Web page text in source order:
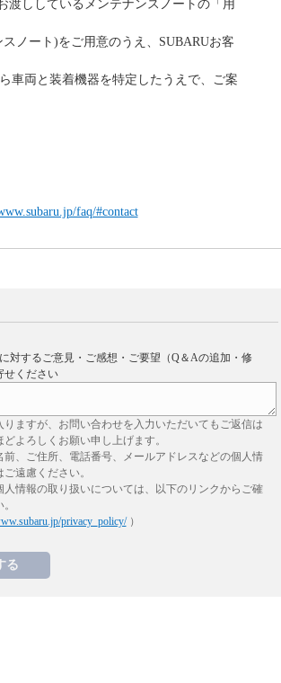
ししているメンテナンスノートの「用
ノート)をご用意のうえ、SUBARUお客
車両と装着機器を特定したうえで、ご案
faq/#contact
対するご意見・ご感想・ご要望（Q＆Aの追加・修
せください
りますが、お問い合わせを入力いただいてもご返信は
どよろしくお願い申し上げます。
前、ご住所、電話番号、メールアドレスなどの個人情
遠慮ください。
情報の取り扱いについては、以下のリンクからご確
privacy_policy/）